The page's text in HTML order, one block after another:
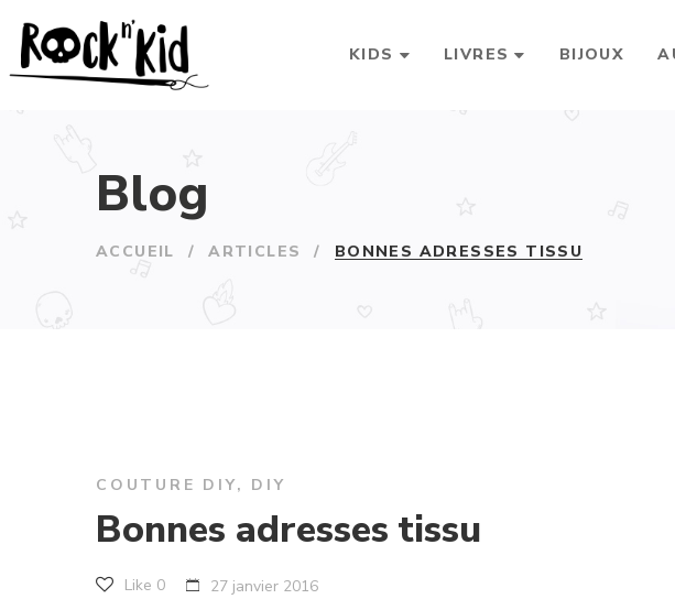
KIDS LIVRES BIJOUX
Blog
ACCUEIL / ARTICLES / BONNES ADRESSES TISSU
COUTURE DIY, DIY
Bonnes adresses tissu
Like 0 27 janvier 2016